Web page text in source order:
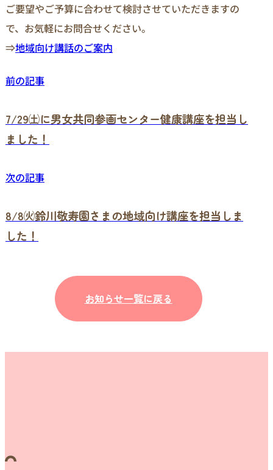
ご要望やご予算に合わせて検討させていただきますの
で、お気軽にお問合せください。
⇒地域向け講話のご案内
前の記事
7/29㈯に男女共同参画センター健康講座を担当し
ました！
次の記事
8/8㈫鈴川敬寿園さまの地域向け講座を担当しま
した！
お知らせ一覧に戻る